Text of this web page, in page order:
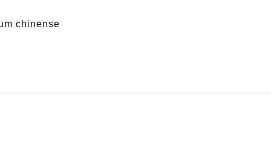
chinense